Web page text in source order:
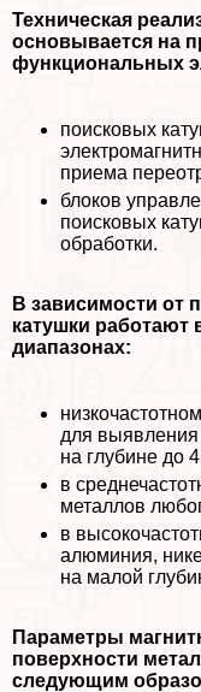
Техническая
основывается на
функциональных
поисковых
приема
блоков
поисковых
обработки.
В зависимости от
катушки работают
диапазонах:
для выявления
на глубине до
в
металлов
в
алюминия,
на малой
Параметры
поверхности
следующим